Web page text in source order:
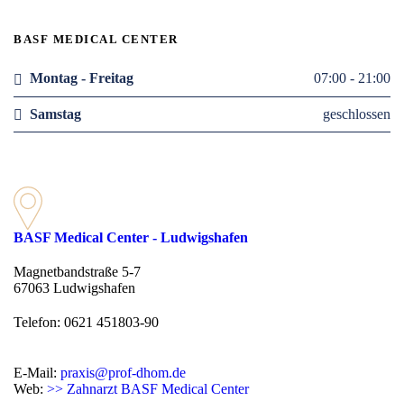
BASF MEDICAL CENTER
Montag - Freitag 07:00 - 21:00
Samstag geschlossen
BASF Medical Center - Ludwigshafen
Magnetbandstraße 5-7
67063 Ludwigshafen
Telefon: 0621 451803-90
E-Mail: praxis@prof-dhom.de
Web: >> Zahnarzt BASF Medical Center